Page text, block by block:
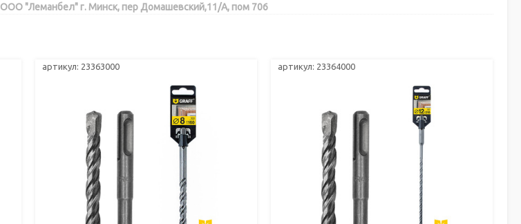
ООО "Леманбел" г. Минск, пер Домашевский,11/А, пом 706
артикул: 23363000 артикул: 23364000